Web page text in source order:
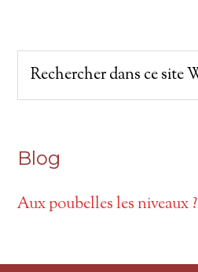
Blog
Aux poubelles les niveaux ?